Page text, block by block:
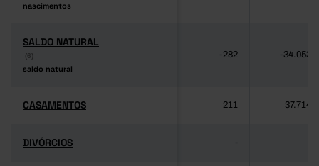
nascimentos
nascimentos
SALDO NATURAL
(6)
saldo natural
SALDO NATURAL
(6)
saldo natural
-282 -34.053
CASAMENTOS
CASAMENTOS 211 37.714
DIVÓRCIOS
DIVÓRCIOS -